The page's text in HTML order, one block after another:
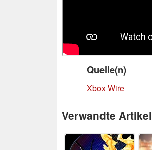
Quelle(n)
Xbox Wire
Verwandte Artikel